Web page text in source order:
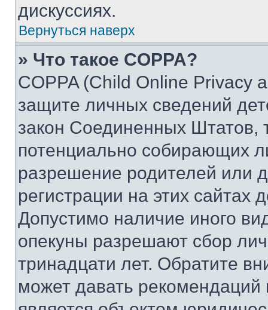
дискуссиях.
Вернуться наверх
» Что такое COPPA?
COPPA (Child Online Privacy
защите личных сведений
закон Соединенных Штатов,
потенциально собирающих
разрешение родителей или
регистрации на этих сайтах
Допустимо наличие иного
опекуны разрешают сбор
тринадцати лет. Обратите
может давать